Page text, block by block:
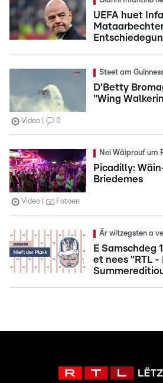
UEFA huet
Steet am
D'Betty
"Wing
Video 0
Nei Wäiprouf um
Picadilly:
Briedemes
Video Fotoen
Är witzegsten a
E Samschdeg
et nees "RTL